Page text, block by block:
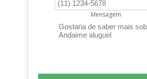
Mensagem